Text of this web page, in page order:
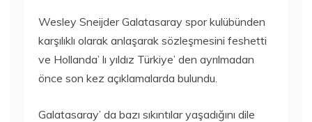
Wesley Sneijder Galatasaray spor kulübünden
karşılıklı olarak anlaşarak sözleşmesini feshetti
ve Hollanda’ lı yıldız Türkiye’ den ayrılmadan
önce son kez açıklamalarda bulundu.
Galatasaray’ da bazı sıkıntılar yaşadığını dile